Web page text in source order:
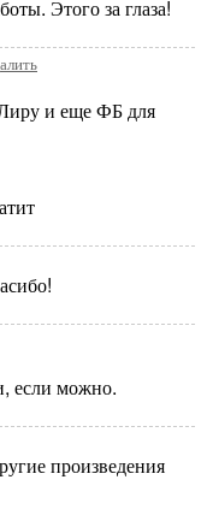
Этого за глаза!
и еще ФБ для
если можно.
произведения